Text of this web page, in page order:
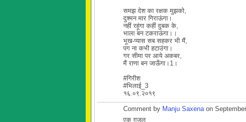
समझ देश का रक्षक मुझको,
दुश्मन मार गिराऊंगा।
नहीं रहूंगा कहीं दुबक के,
भाला बन टकराऊंगा।।
भूख-प्यास सब सहकर भी मैं,
पग ना कभी हटाउंगा।
गर सीमा पर आये अकबर,
मैं राणा बन जाऊँगा।1।
#गिरीश
#भिलाई_3
१६.०९.२०१९
Comment by Manju Saxena on
एक ग़ज़ल